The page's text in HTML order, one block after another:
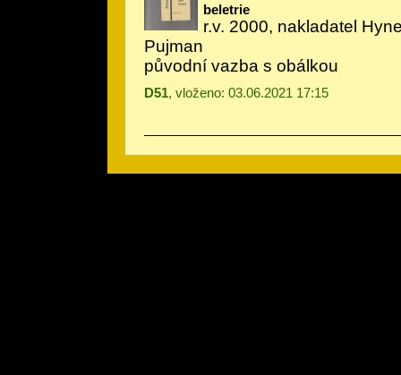
beletrie
r.v. 2000, nakladatel
Pujman
původní vazba s obálkou
D51, vloženo: 03.06.2021 17:15